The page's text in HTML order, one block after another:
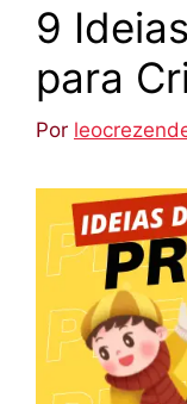
9
para
Por